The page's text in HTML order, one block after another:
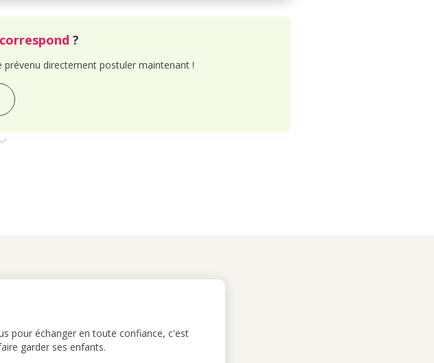
correspond ?
directement postuler maintenant !
pour échanger en toute confiance, c'est
garder ses enfants.